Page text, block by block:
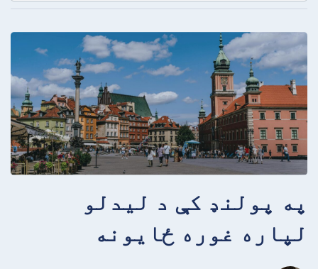
په پولنډ کې د لیدلو
لپاره غوره ځایونه